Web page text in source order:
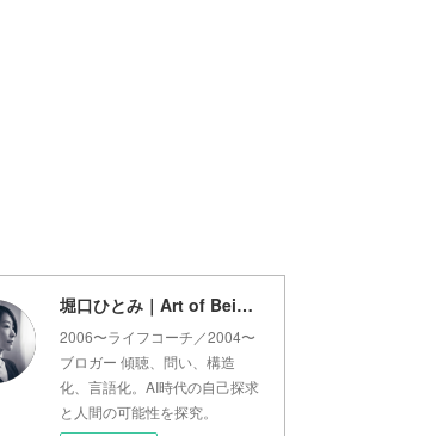
堀口ひとみ｜Art of Being Lab
2006〜ライフコーチ／2004〜
ブロガー 傾聴、問い、構造
化、言語化。AI時代の自己探求
と人間の可能性を探究。